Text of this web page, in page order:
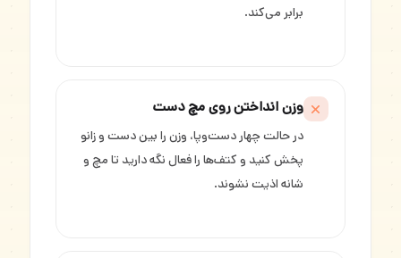
برابر می‌کند.
وزن انداختن روی مچ دست
در حالت چهار دست‌وپا، وزن را بین دست و زانو
پخش کنید و کتف‌ها را فعال نگه دارید تا مچ و
شانه اذیت نشوند.